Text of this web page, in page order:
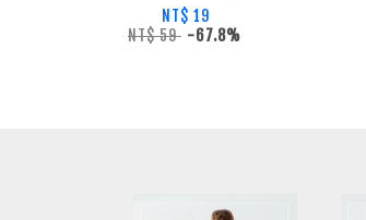
NT$ 19
NT$ 59 -67.8%